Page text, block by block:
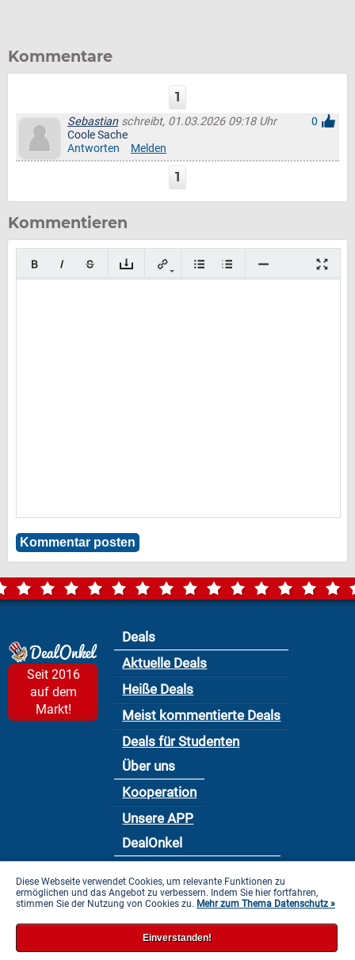
Kommentare
1
Sebastianschreibt, 01.03.2026 09:18 Uhr
0
Coole Sache
Antworten
Melden
1
Kommentieren
Seit 2016
auf dem
Markt!
Deals
Aktuelle Deals
Heiße Deals
Meist kommentierte Deals
Deals für Studenten
Über uns
Kooperation
Unsere APP
DealOnkel
Datenschutzbestimmung
Impressum
Diese Webseite verwendet Cookies, um relevante Funktionen zu
ermöglichen und das Angebot zu verbessern. Indem Sie hier fortfahren,
stimmen Sie der Nutzung von Cookies zu. Mehr zum Thema Datenschutz »